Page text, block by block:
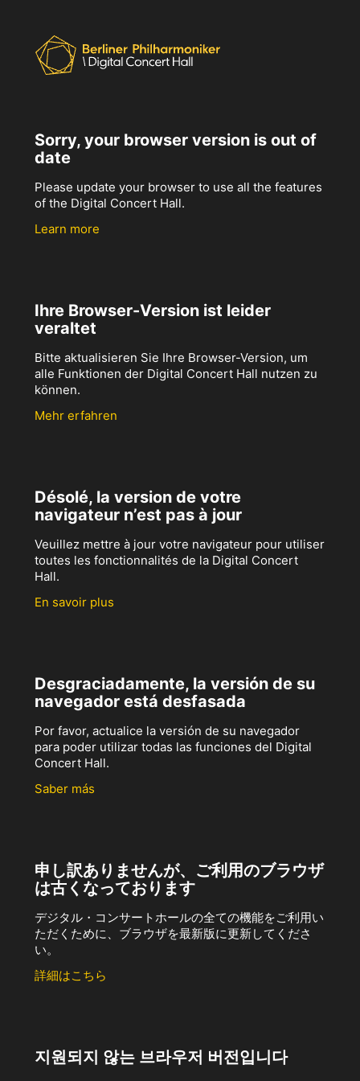
Sorry, your browser version is out of
date
Please update your browser to use all the features
of the Digital Concert Hall.
Learn more
Ihre Browser-Version ist leider
veraltet
Bitte aktualisieren Sie Ihre Browser-Version, um
alle Funktionen der Digital Concert Hall nutzen zu
können.
Mehr erfahren
Désolé, la version de votre
navigateur n’est pas à jour
Veuillez mettre à jour votre navigateur pour utiliser
toutes les fonctionnalités de la Digital Concert
Hall.
En savoir plus
Desgraciadamente, la versión de su
navegador está desfasada
Por favor, actualice la versión de su navegador
para poder utilizar todas las funciones del Digital
Concert Hall.
Saber más
申し訳ありませんが、ご利用のブラウザ
は古くなっております
デジタル・コンサートホールの全ての機能をご利用い
ただくために、ブラウザを最新版に更新してくださ
い。
詳細はこちら
지원되지 않는 브라우저 버전입니다